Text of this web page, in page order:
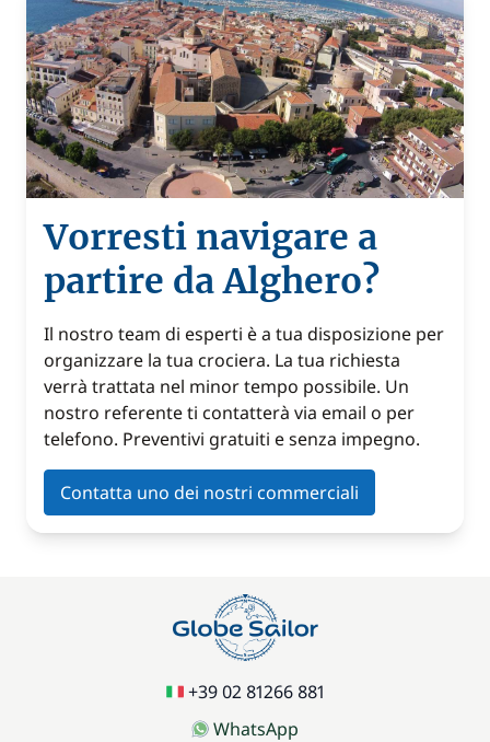
Vorresti navigare a
partire da Alghero?
Il nostro team di esperti è a tua disposizione per
organizzare la tua crociera. La tua richiesta
verrà trattata nel minor tempo possibile. Un
nostro referente ti contatterà via email o per
telefono. Preventivi gratuiti e senza impegno.
Contatta uno dei nostri commerciali
+39 02 81266 881
WhatsApp